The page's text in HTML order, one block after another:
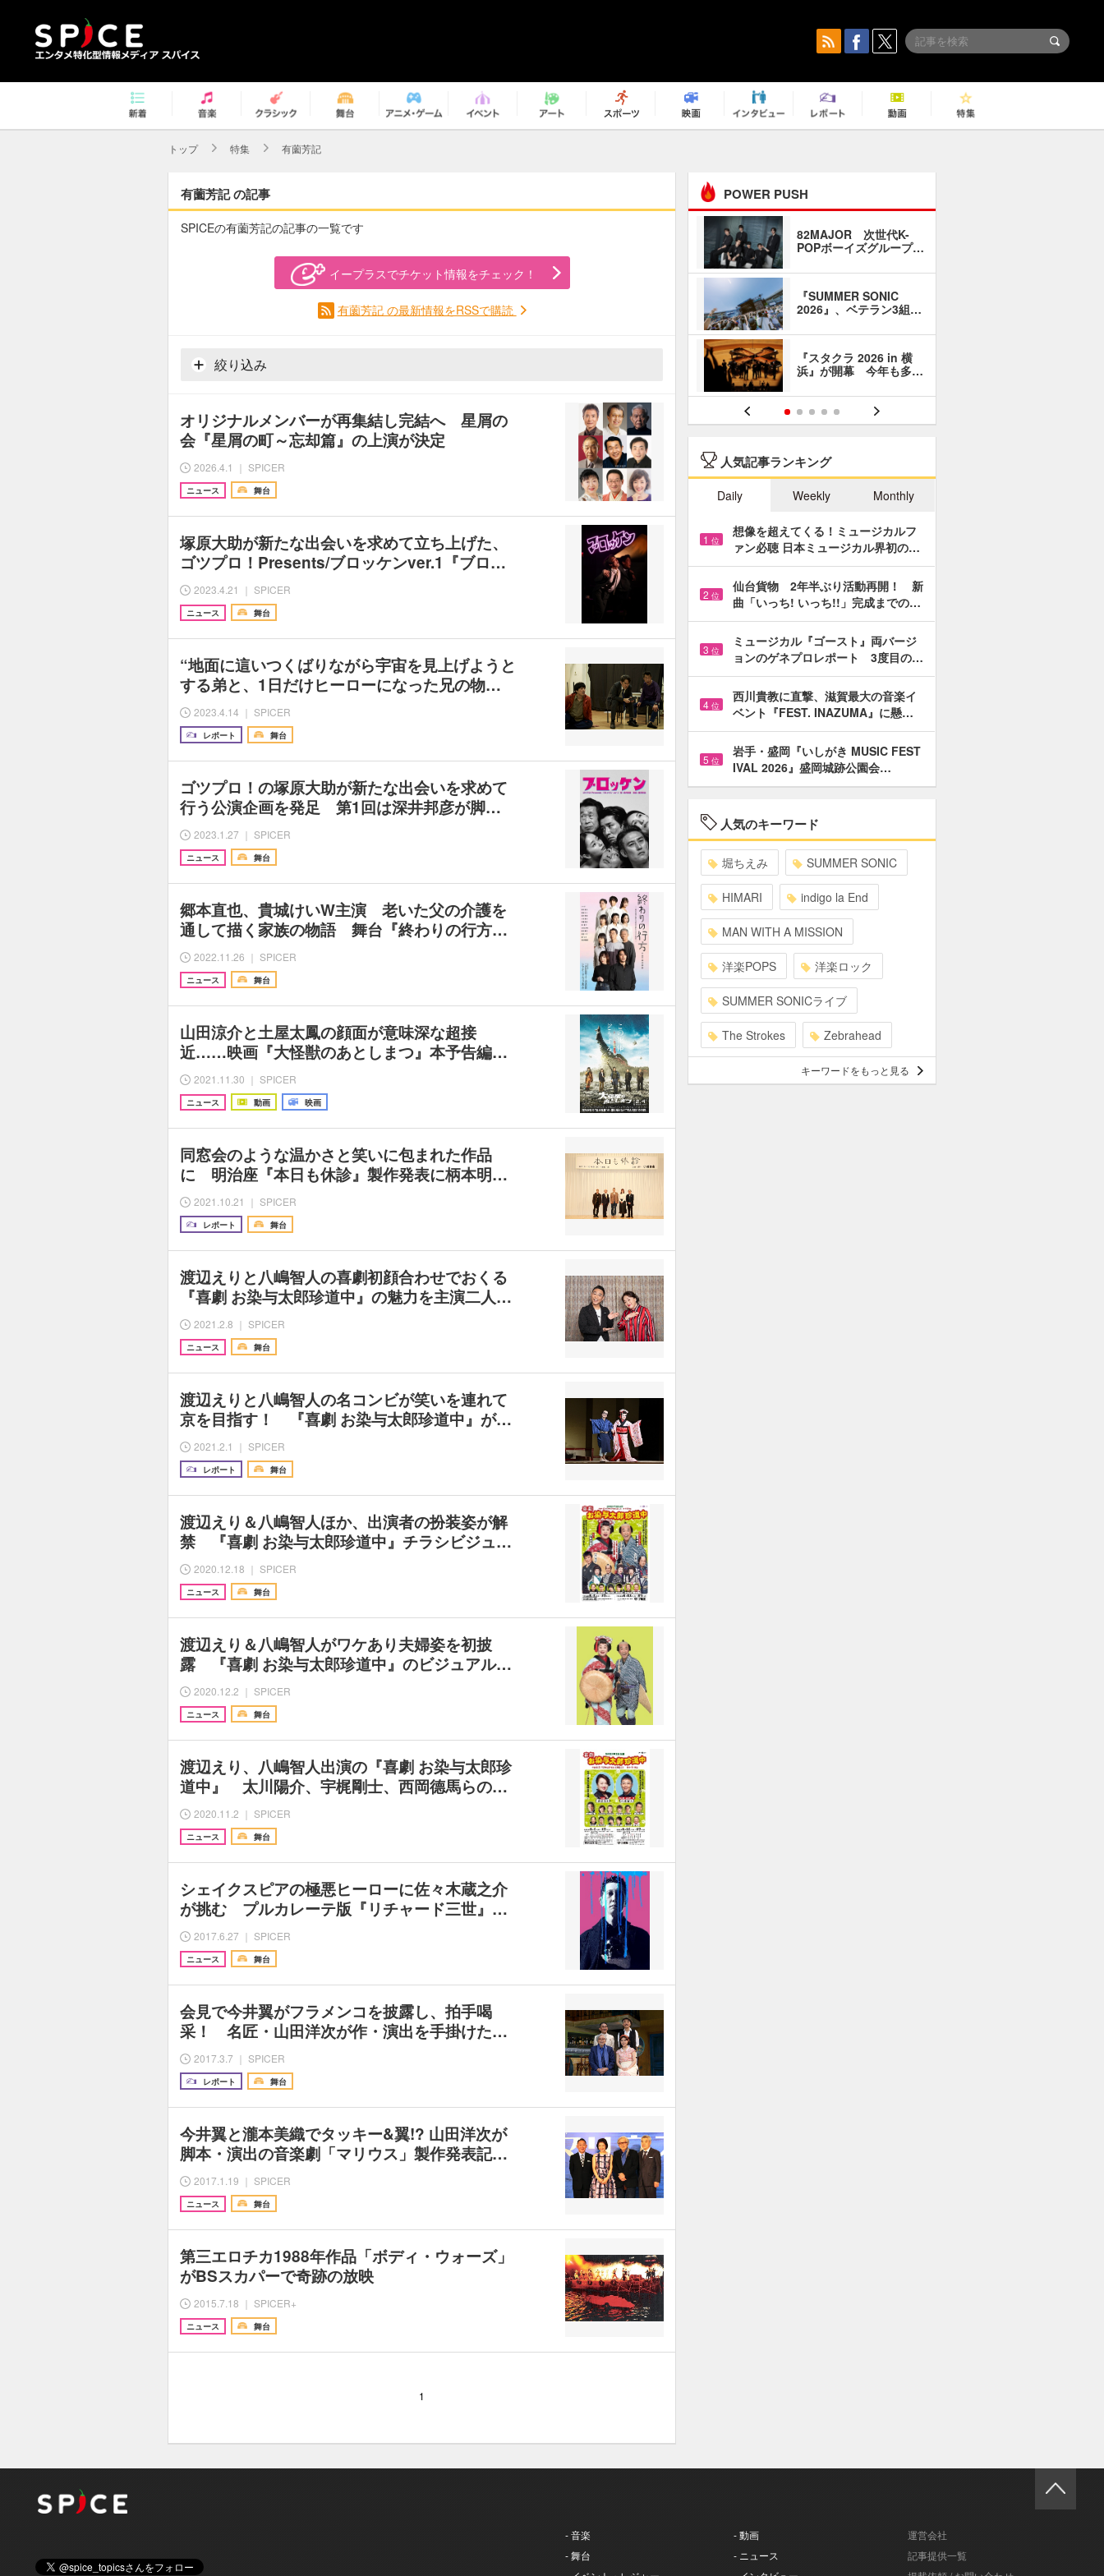
トップ 特集 有薗芳記
有薗芳記 の記事
SPICEの有薗芳記の記事の一覧です
イープラスでチケット情報をチェック！
有薗芳記 の最新情報をRSSで購読
絞り込み
オリジナルメンバーが再集結し完結へ 星屑の
会『星屑の町～忘却篇』の上演が決定
2026.4.1 ｜ SPICER
ニュース 舞台
塚原大助が新たな出会いを求めて立ち上げた、
ゴツプロ！Presents/ブロッケンver.1『ブロ…
2023.4.21 ｜ SPICER
ニュース 舞台
“地面に這いつくばりながら宇宙を見上げようと
する弟と、1日だけヒーローになった兄の物…
2023.4.14 ｜ SPICER
レポート 舞台
ゴツプロ！の塚原大助が新たな出会いを求めて
行う公演企画を発足 第1回は深井邦彦が脚…
2023.1.27 ｜ SPICER
ニュース 舞台
郷本直也、貴城けいW主演 老いた父の介護を
通して描く家族の物語 舞台『終わりの行方…
2022.11.26 ｜ SPICER
ニュース 舞台
山田涼介と土屋太鳳の顔面が意味深な超接
近……映画『大怪獣のあとしまつ』本予告編…
2021.11.30 ｜ SPICER
ニュース 動画 映画
同窓会のような温かさと笑いに包まれた作品
に 明治座『本日も休診』製作発表に柄本明…
2021.10.21 ｜ SPICER
レポート 舞台
渡辺えりと八嶋智人の喜劇初顔合わせでおくる
『喜劇 お染与太郎珍道中』の魅力を主演二人…
2021.2.8 ｜ SPICER
ニュース 舞台
渡辺えりと八嶋智人の名コンビが笑いを連れて
京を目指す！ 『喜劇 お染与太郎珍道中』が…
2021.2.1 ｜ SPICER
レポート 舞台
渡辺えり＆八嶋智人ほか、出演者の扮装姿が解
禁 『喜劇 お染与太郎珍道中』チラシビジュ…
2020.12.18 ｜ SPICER
ニュース 舞台
渡辺えり＆八嶋智人がワケあり夫婦姿を初披
露 『喜劇 お染与太郎珍道中』のビジュアル…
2020.12.2 ｜ SPICER
ニュース 舞台
渡辺えり、八嶋智人出演の『喜劇 お染与太郎珍
道中』 太川陽介、宇梶剛士、西岡德馬らの…
2020.11.2 ｜ SPICER
ニュース 舞台
シェイクスピアの極悪ヒーローに佐々木蔵之介
が挑む プルカレーテ版『リチャード三世』…
2017.6.27 ｜ SPICER
ニュース 舞台
会見で今井翼がフラメンコを披露し、拍手喝
采！ 名匠・山田洋次が作・演出を手掛けた…
2017.3.7 ｜ SPICER
レポート 舞台
今井翼と瀧本美織でタッキー&翼!? 山田洋次が
脚本・演出の音楽劇「マリウス」製作発表記…
2017.1.19 ｜ SPICER
ニュース 舞台
第三エロチカ1988年作品「ボディ・ウォーズ」
がBSスカパーで奇跡の放映
2015.7.18 ｜ SPICER+
ニュース 舞台
1
POWER PUSH
82MAJOR 次世代K-
POPボーイズグループ…
『SUMMER SONIC
2026』、ベテラン3組…
『スタクラ 2026 in 横
浜』が開幕 今年も多…
人気記事ランキング
Daily Weekly Monthly
1 位
想像を超えてくる！ミュージカルフ
ァン必聴 日本ミュージカル界初の…
2 位
仙台貨物 2年半ぶり活動再開！ 新
曲「いっち! いっち!!」完成までの…
3 位
ミュージカル『ゴースト』両バージ
ョンのゲネプロレポート 3度目の…
4 位
西川貴教に直撃、滋賀最大の音楽イ
ベント『FEST. INAZUMA』に懸…
5 位
岩手・盛岡『いしがき MUSIC FEST
IVAL 2026』盛岡城跡公園会…
人気のキーワード
堀ちえみ SUMMER SONIC
HIMARI indigo la End
MAN WITH A MISSION
洋楽POPS 洋楽ロック
SUMMER SONICライブ
The Strokes Zebrahead
キーワードをもっと見る
- 音楽
- 舞台
- 動画
- ニュース
運営会社
記事提供一覧